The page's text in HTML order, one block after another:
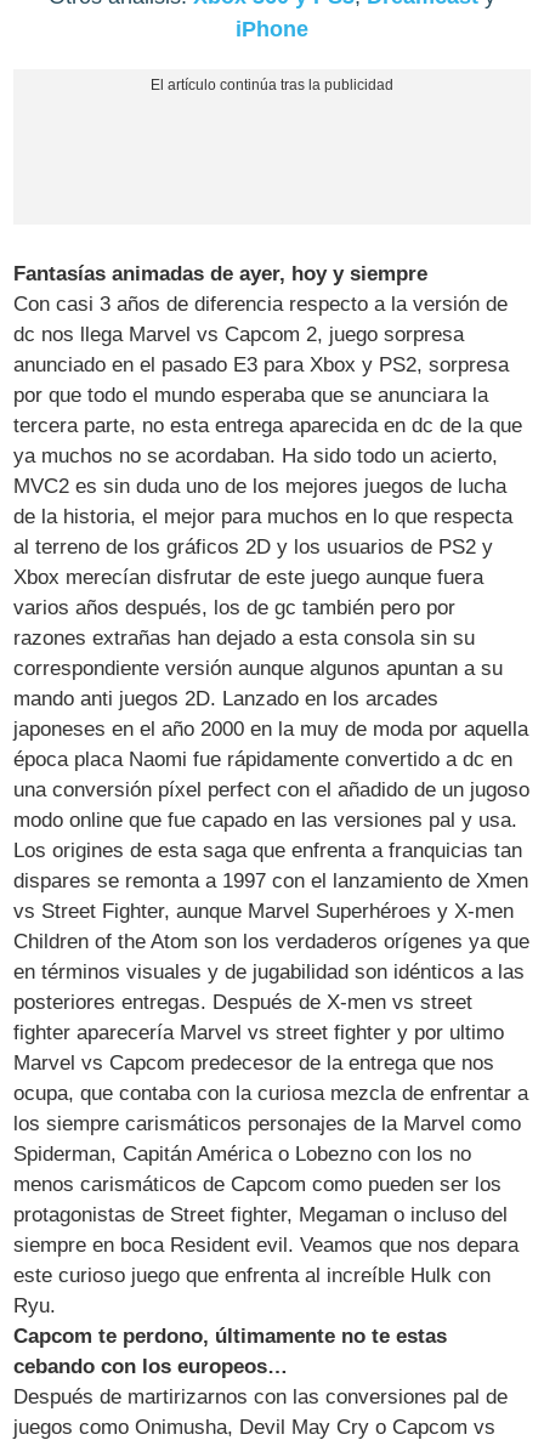
iPhone
Fantasías animadas de ayer, hoy y siempre
Con casi 3 años de diferencia respecto a la versión de
dc nos llega Marvel vs Capcom 2, juego sorpresa
anunciado en el pasado E3 para Xbox y PS2, sorpresa
por que todo el mundo esperaba que se anunciara la
tercera parte, no esta entrega aparecida en dc de la que
ya muchos no se acordaban. Ha sido todo un acierto,
MVC2 es sin duda uno de los mejores juegos de lucha
de la historia, el mejor para muchos en lo que respecta
al terreno de los gráficos 2D y los usuarios de PS2 y
Xbox merecían disfrutar de este juego aunque fuera
varios años después, los de gc también pero por
razones extrañas han dejado a esta consola sin su
correspondiente versión aunque algunos apuntan a su
mando anti juegos 2D. Lanzado en los arcades
japoneses en el año 2000 en la muy de moda por aquella
época placa Naomi fue rápidamente convertido a dc en
una conversión píxel perfect con el añadido de un jugoso
modo online que fue capado en las versiones pal y usa.
Los origines de esta saga que enfrenta a franquicias tan
dispares se remonta a 1997 con el lanzamiento de Xmen
vs Street Fighter, aunque Marvel Superhéroes y X-men
Children of the Atom son los verdaderos orígenes ya que
en términos visuales y de jugabilidad son idénticos a las
posteriores entregas. Después de X-men vs street
fighter aparecería Marvel vs street fighter y por ultimo
Marvel vs Capcom predecesor de la entrega que nos
ocupa, que contaba con la curiosa mezcla de enfrentar a
los siempre carismáticos personajes de la Marvel como
Spiderman, Capitán América o Lobezno con los no
menos carismáticos de Capcom como pueden ser los
protagonistas de Street fighter, Megaman o incluso del
siempre en boca Resident evil. Veamos que nos depara
este curioso juego que enfrenta al increíble Hulk con
Ryu.
Capcom te perdono, últimamente no te estas
cebando con los europeos…
Después de martirizarnos con las conversiones pal de
juegos como Onimusha, Devil May Cry o Capcom vs